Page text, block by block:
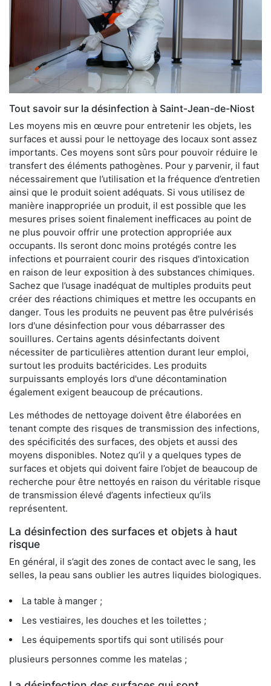
Tout savoir sur la désinfection à Saint-Jean-de-Niost
Les moyens mis en œuvre pour entretenir les objets, les
surfaces et aussi pour le nettoyage des locaux sont assez
importants. Ces moyens sont sûrs pour pouvoir réduire le
transfert des éléments pathogènes. Pour y parvenir, il faut
nécessairement que l’utilisation et la fréquence d’entretien
ainsi que le produit soient adéquats. Si vous utilisez de
manière inappropriée un produit, il est possible que les
mesures prises soient finalement inefficaces au point de
ne plus pouvoir offrir une protection appropriée aux
occupants. Ils seront donc moins protégés contre les
infections et pourraient courir des risques d'intoxication
en raison de leur exposition à des substances chimiques.
Sachez que l’usage inadéquat de multiples produits peut
créer des réactions chimiques et mettre les occupants en
danger. Tous les produits ne peuvent pas être pulvérisés
lors d'une désinfection pour vous débarrasser des
souillures. Certains agents désinfectants doivent
nécessiter de particulières attention durant leur emploi,
surtout les produits bactéricides. Les produits
surpuissants employés lors d'une décontamination
également exigent beaucoup de précautions.
Les méthodes de nettoyage doivent être élaborées en
tenant compte des risques de transmission des infections,
des spécificités des surfaces, des objets et aussi des
moyens disponibles. Notez qu’il y a quelques types de
surfaces et objets qui doivent faire l’objet de beaucoup de
recherche pour être nettoyés en raison du véritable risque
de transmission élevé d’agents infectieux qu’ils
représentent.
La désinfection des surfaces et objets à haut
risque
En général, il s’agit des zones de contact avec le sang, les
selles, la peau sans oublier les autres liquides biologiques.
La table à manger ;
Les vestiaires, les douches et les toilettes ;
Les équipements sportifs qui sont utilisés pour
plusieurs personnes comme les matelas ;